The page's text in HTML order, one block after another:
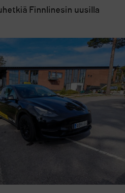
Finnlinesin uusilla